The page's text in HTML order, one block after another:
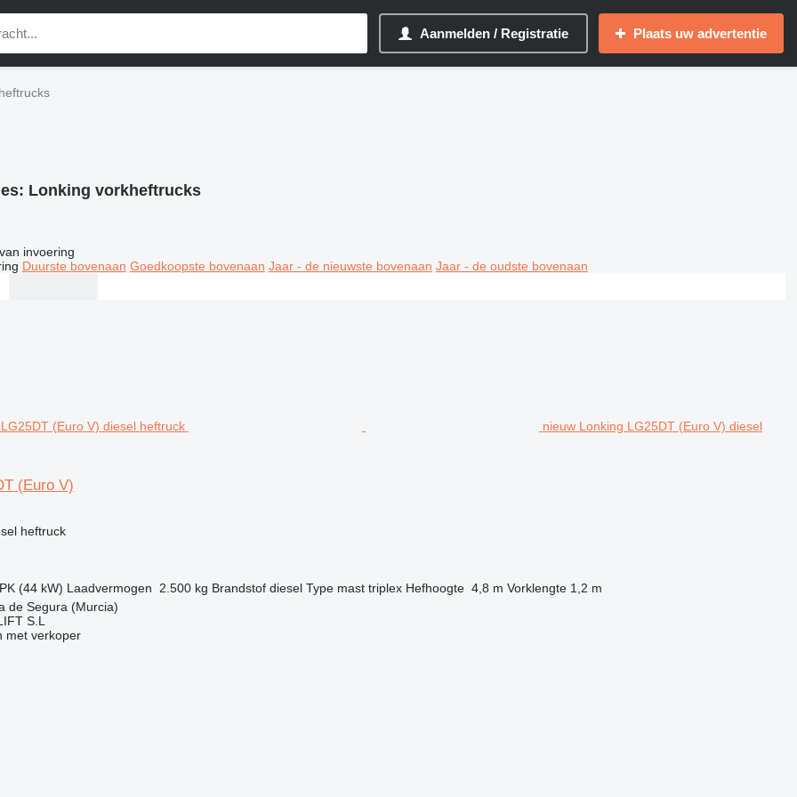
Aanmelden / Registratie Plaats uw advertentie
Lonking vorkheftrucks
invoering
Duurste bovenaan Goedkoopste bovenaan Jaar - de nieuwste bovenaan Jaar - de oudste bovenaan
nieuw Lonking LG25DT (Euro V) diesel
(Euro V)
heftruck
(44 kW) Laadvermogen 2.500 kg Brandstof diesel Type mast triplex Hefhoogte 4,8 m Vorklengte 1,2 m
de Segura (Murcia)
S.L
met verkoper